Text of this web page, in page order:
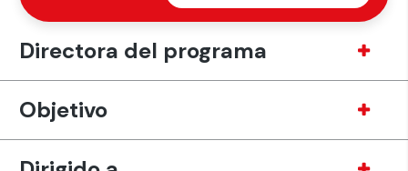
Directora del programa
Objetivo